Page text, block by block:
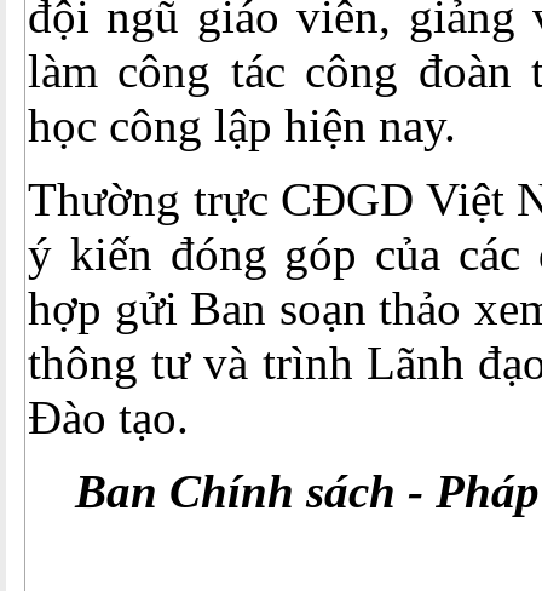
đội ngũ giáo viên, giảng
làm công tác công đoàn
học công lập hiện nay.
Thường trực CĐGD Việt
ý kiến đóng góp của các
hợp gửi Ban soạn thảo
thông tư và trình Lãnh
Đào tạo.
Ban Chính sách -